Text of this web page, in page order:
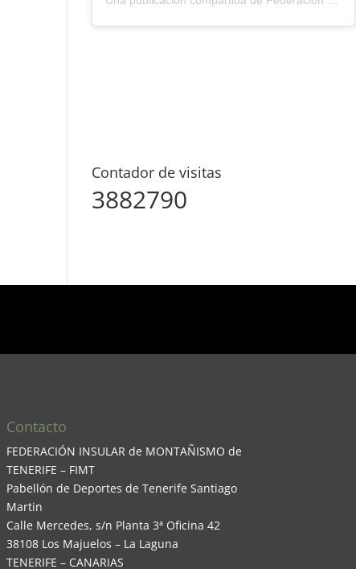
Contador de visitas
3882790
Contacto
FEDERACIÓN INSULAR de MONTAÑISMO de
TENERIFE – FIMT
Pabellón de Deportes de Tenerife Santiago
Martin
Calle Mercedes, s/n Planta 3ª Oficina 42
38108 Los Majuelos – La Laguna
TENERIFE – CANARIAS